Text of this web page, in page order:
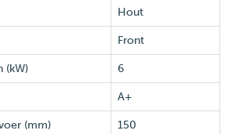
Hout
Front
(kW) 6
A+
(mm) 150